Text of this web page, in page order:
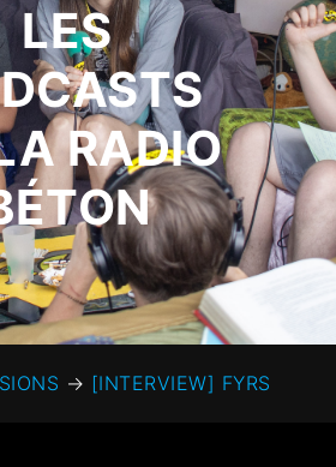
LES
RADIO
→ [INTERVIEW] FYRS